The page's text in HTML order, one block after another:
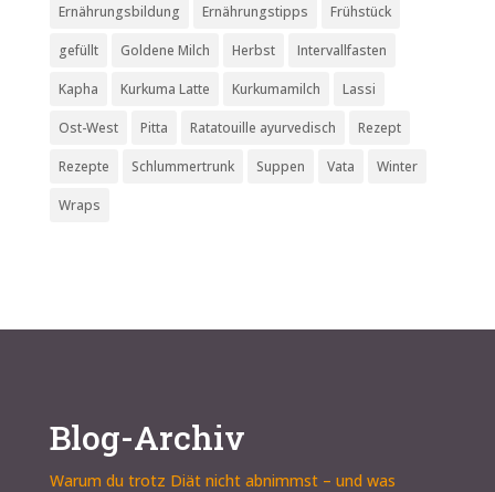
Ernährungsbildung Ernährungstipps Frühstück
gefüllt Goldene Milch Herbst Intervallfasten
Kapha Kurkuma Latte Kurkumamilch Lassi
Ost-West Pitta Ratatouille ayurvedisch Rezept
Rezepte Schlummertrunk Suppen Vata Winter
Wraps
Blog-Archiv
Warum du trotz Diät nicht abnimmst – und was